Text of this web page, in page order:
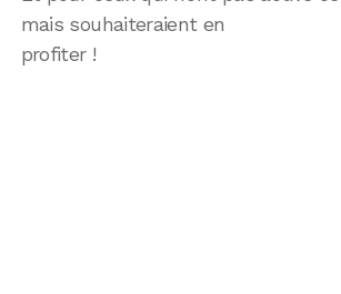
mais souhaiteraient en
profiter !